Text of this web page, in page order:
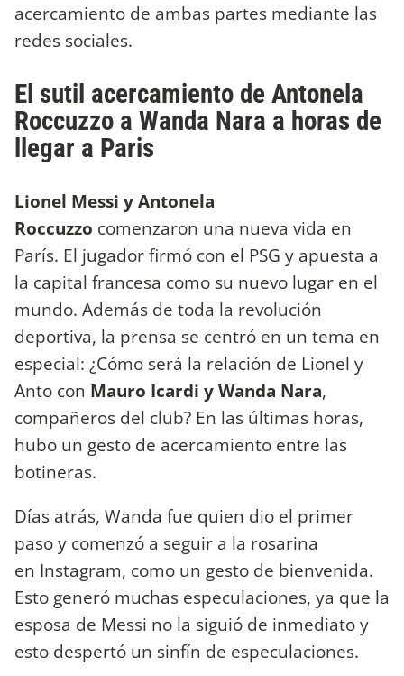
acercamiento de ambas partes mediante las
redes sociales.
El sutil acercamiento de Antonela
Roccuzzo a Wanda Nara a horas de
llegar a Paris
Lionel Messi y Antonela
Roccuzzo comenzaron una nueva vida en
París. El jugador firmó con el PSG y apuesta a
la capital francesa como su nuevo lugar en el
mundo. Además de toda la revolución
deportiva, la prensa se centró en un tema en
especial: ¿Cómo será la relación de Lionel y
Anto con Mauro Icardi y Wanda Nara,
compañeros del club? En las últimas horas,
hubo un gesto de acercamiento entre las
botineras.
Días atrás, Wanda fue quien dio el primer
paso y comenzó a seguir a la rosarina
en Instagram, como un gesto de bienvenida.
Esto generó muchas especulaciones, ya que la
esposa de Messi no la siguió de inmediato y
esto despertó un sinfín de especulaciones.